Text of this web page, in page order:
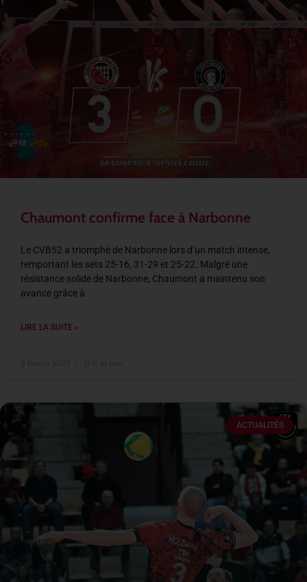
Chaumont confirme face à Narbonne
Le CVB52 a triomphé de Narbonne lors d’un match intense,
remportant les sets 25-16, 31-29 et 25-22. Malgré une
résistance solide de Narbonne, Chaumont a maintenu son
avance grâce à
LIRE LA SUITE »
ACTUALITÉS